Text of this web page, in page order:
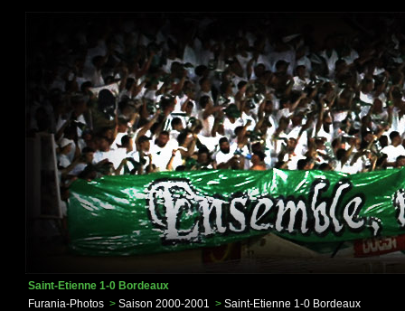
Saint-Etienne 1-0 Bordeaux
Furania-Photos > Saison 2000-2001 > Saint-Etienne 1-0 Bordeaux